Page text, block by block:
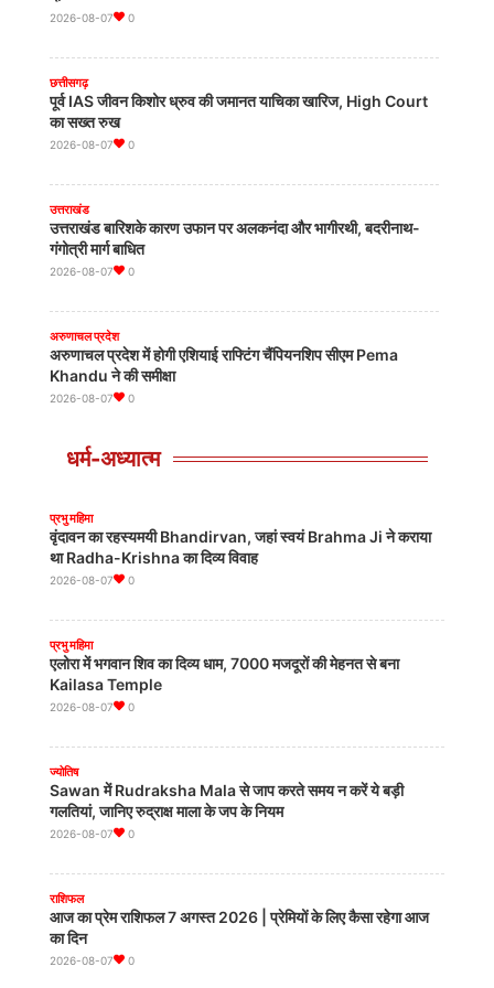
खेल
खेल
खेल
2026-08-07 0
छत्तीसगढ़
पूर्व IAS जीवन किशोर ध्रुव की जमानत याचिका खारिज, High Court
का सख्त रुख
2026-08-07 0
उत्तराखंड
उत्तराखंड बारिशके कारण उफान पर अलकनंदा और भागीरथी, बदरीनाथ-
गंगोत्री मार्ग बाधित
2026-08-07 0
अरुणाचल प्रदेश
अरुणाचल प्रदेश में होगी एशियाई राफ्टिंग चैंपियनशिप सीएम Pema
Khandu ने की समीक्षा
2026-08-07 0
अरुणाचल प्रदेश
2026-08-07
2026-08-07
2026-08-07
धर्म-अध्यात्म
प्रभु महिमा
वृंदावन का रहस्यमयी Bhandirvan, जहां स्वयं Brahma Ji ने कराया
था Radha-Krishna का दिव्य विवाह
2026-08-07 0
प्रभु महिमा
एलोरा में भगवान शिव का दिव्य धाम, 7000 मजदूरों की मेहनत से बना
Kailasa Temple
2026-08-07 0
ज्योतिष
Sawan में Rudraksha Mala से जाप करते समय न करें ये बड़ी
गलतियां, जानिए रुद्राक्ष माला के जप के नियम
2026-08-07 0
राशिफल
आज का प्रेम राशिफल 7 अगस्त 2026 | प्रेमियों के लिए कैसा रहेगा आज
का दिन
2026-08-07 0